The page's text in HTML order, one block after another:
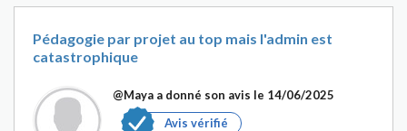
Pédagogie par projet au top mais l'admin est
catastrophique
@Maya a donné son avis le 14/06/2025
Avis vérifié